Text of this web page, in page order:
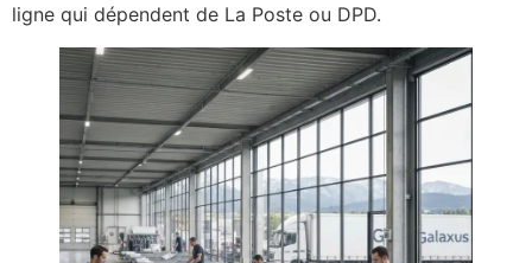
ligne qui dépendent de La Poste ou DPD.